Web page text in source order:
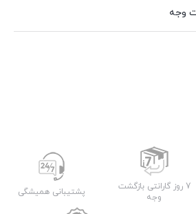
7 روز گارانتی بازگشت
وجه
پشتیبانی همیشگی